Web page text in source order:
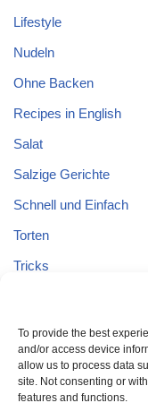
To provide the best
and/or access device
allow us to process data
site. Not consenting or
features and functions.
Lifestyle
Nudeln
Ohne Backen
Recipes in English
Salat
Salzige Gerichte
Schnell und Einfach
Torten
Tricks
Uncategorized
Vegane Kuchen